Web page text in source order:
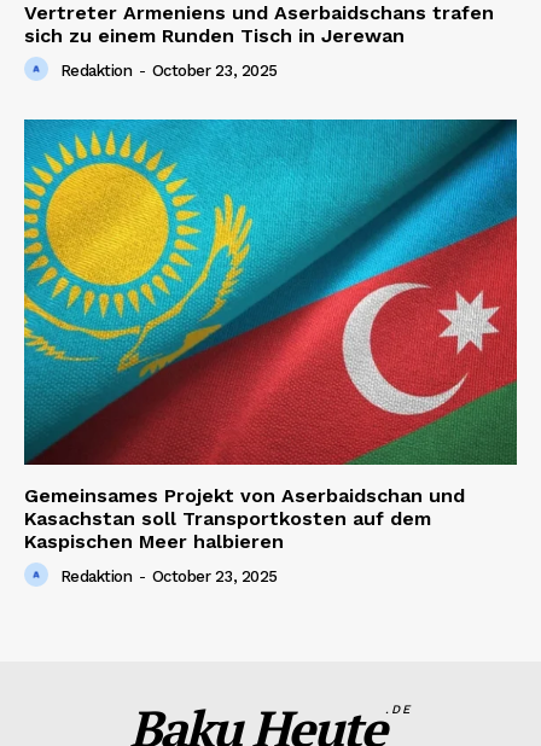
Vertreter Armeniens und Aserbaidschans trafen
sich zu einem Runden Tisch in Jerewan
Redaktion - October 23, 2025
Gemeinsames Projekt von Aserbaidschan und
Kasachstan soll Transportkosten auf dem
Kaspischen Meer halbieren
Redaktion - October 23, 2025
Baku Heute.DE